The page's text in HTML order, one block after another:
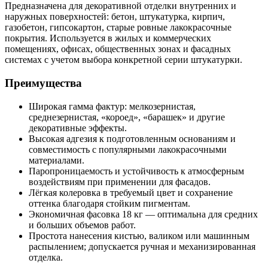
Предназначена для декоративной отделки внутренних и
наружных поверхностей: бетон, штукатурка, кирпич,
газобетон, гипсокартон, старые ровные лакокрасочные
покрытия. Используется в жилых и коммерческих
помещениях, офисах, общественных зонах и фасадных
системах с учетом выборa конкретной серии штукатурки.
Преимущества
Широкая гамма фактур: мелкозернистая,
среднезернистая, «короед», «барашек» и другие
декоративные эффекты.
Высокая адгезия к подготовленным основаниям и
совместимость с популярными лакокрасочными
материалами.
Паропроницаемость и устойчивость к атмосферным
воздействиям при применении для фасадов.
Лёгкая колеровка в требуемый цвет и сохранение
оттенка благодаря стойким пигментам.
Экономичная фасовка 18 кг — оптимальна для средних
и больших объемов работ.
Простота нанесения кистью, валиком или машинным
распылением; допускается ручная и механизированная
отделка.